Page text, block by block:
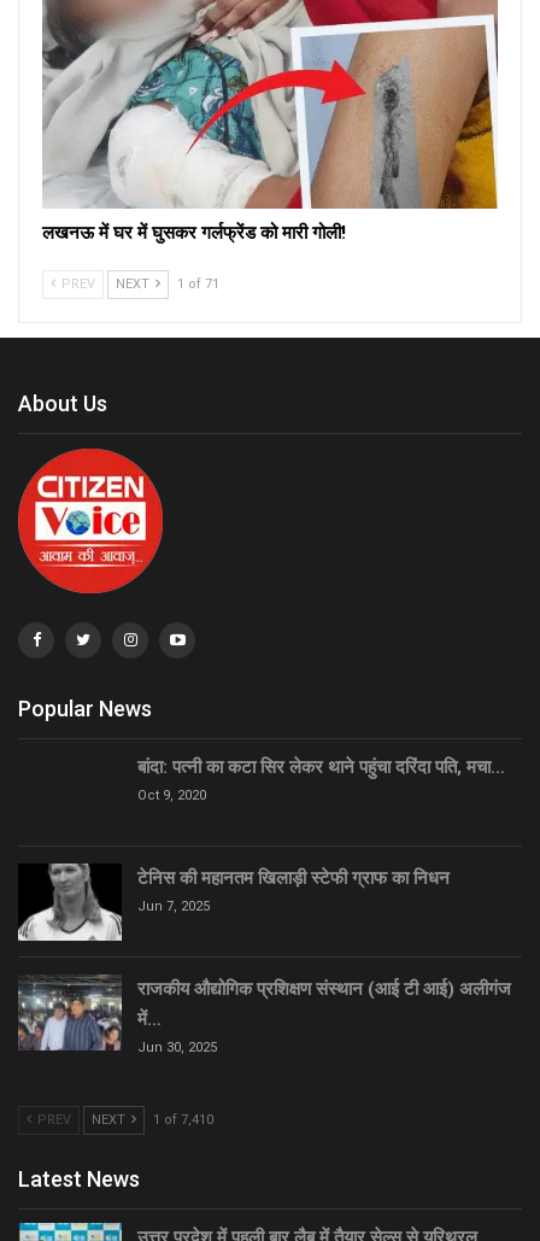
लखनऊ में घर में घुसकर गर्लफ्रेंड को मारी गोली!
PREV NEXT 1 of 71
About Us
Popular News
बांदा: पत्नी का कटा सिर लेकर थाने पहुंचा दरिंदा पति, मचा…
Oct 9, 2020
टेनिस की महानतम खिलाड़ी स्टेफी ग्राफ का निधन
Jun 7, 2025
राजकीय औद्योगिक प्रशिक्षण संस्थान (आई टी आई) अलीगंज
में…
Jun 30, 2025
PREV NEXT 1 of 7,410
Latest News